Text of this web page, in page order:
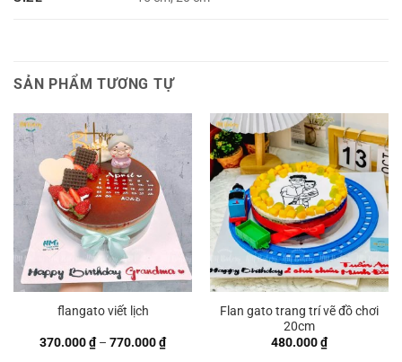
SẢN PHẨM TƯƠNG TỰ
flangato viết lịch
370.000₫ – 770.000₫Khoảng
giá:
Flan gato trang trí vẽ đồ chơi
20cm
480.000₫